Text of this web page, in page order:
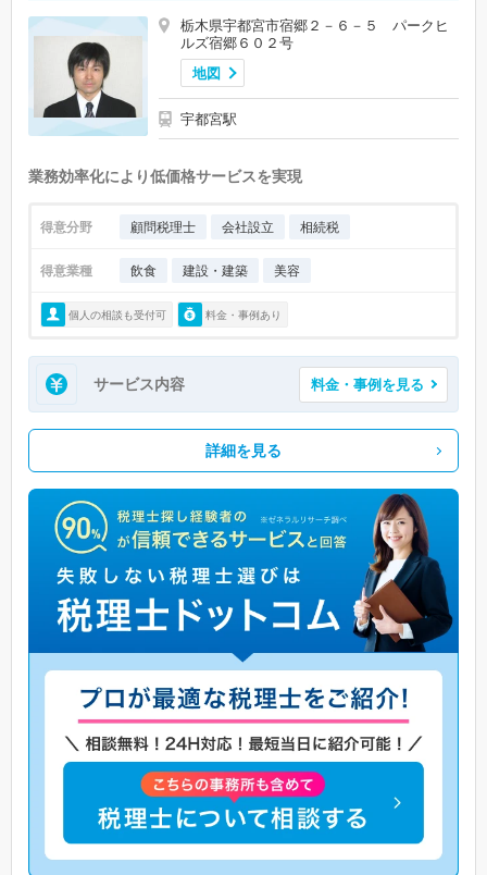
栃木県宇都宮市宿郷２－６－５ パークヒ
ルズ宿郷６０２号
地図
宇都宮駅
業務効率化により低価格サービスを実現
得意分野 顧問税理士 会社設立 相続税
得意業種 飲食 建設・建築 美容
個人の相談も受付可 料金・事例あり
サービス内容 料金・事例を見る
詳細を見る